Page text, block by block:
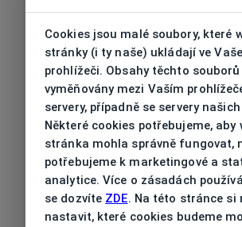
Cookies jsou malé soubory, které
stránky (i ty naše) ukládají ve
prohlížeči. Obsahy těchto
vyměňovány mezi Vaším
servery, případně se servery
Některé cookies potřebujeme, aby
stránka mohla správně fungovat,
potřebujeme k marketingové a
analytice. Více o zásadách
se dozvíte ZDE. Na této stránce si
nastavit, které cookies budeme